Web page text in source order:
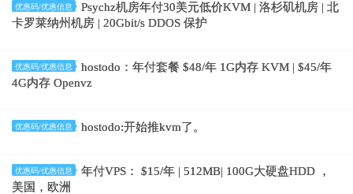
优惠码/优惠信息
Psychz机房年付30美元低价KVM | 洛杉矶机房 | 北
卡罗莱纳州机房 | 20Gbit/s DDOS 保护
优惠码/优惠信息
hostodo：年付套餐 $48/年 1G内存 KVM | $45/年
4G内存 Openvz
优惠码/优惠信息 hostodo:开始推kvm了。
优惠码/优惠信息
年付VPS： $15/年 | 512MB| 100G大硬盘HDD ，
美国，欧洲